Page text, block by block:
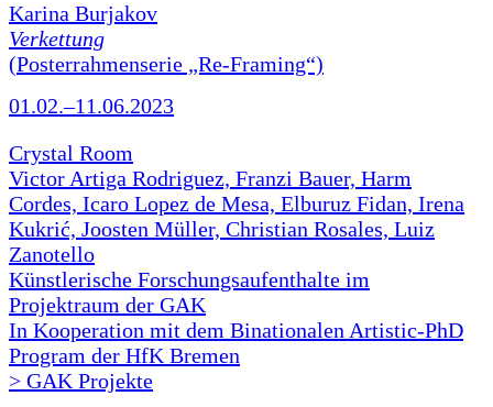
Karina Burjakov
Verkettung
(Posterrahmenserie „Re-Framing“)
01.02.–11.06.2023
Crystal Room
Victor Artiga Rodriguez, Franzi Bauer, Harm
Cordes, Icaro Lopez de Mesa, Elburuz Fidan, Irena
Kukrić, Joosten Müller, Christian Rosales, Luiz
Zanotello
Künstlerische Forschungsaufenthalte im
Projektraum der GAK
In Kooperation mit dem Binationalen Artistic-PhD
Program der HfK Bremen
> GAK Projekte